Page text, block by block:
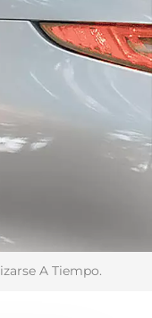
A Tiempo.